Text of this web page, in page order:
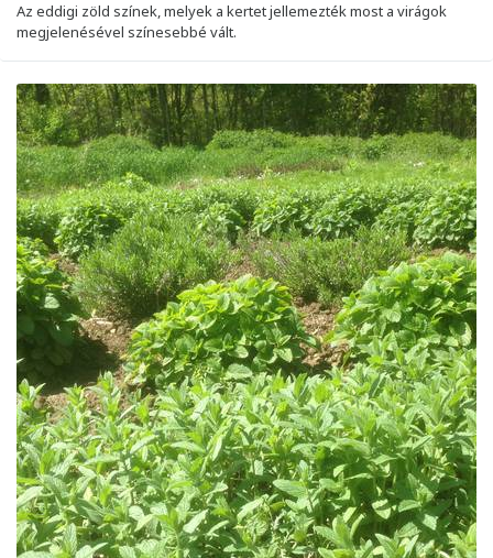
Az eddigi zöld színek, melyek a kertet jellemezték most a virágok
megjelenésével színesebbé vált.